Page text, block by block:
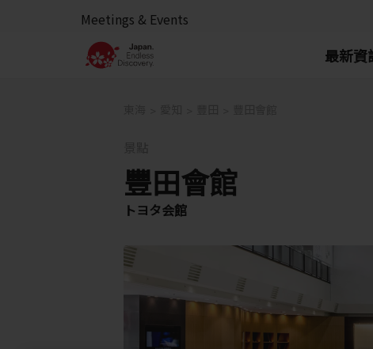
Meetings & Events
最新資
豐田會館
トヨタ会館